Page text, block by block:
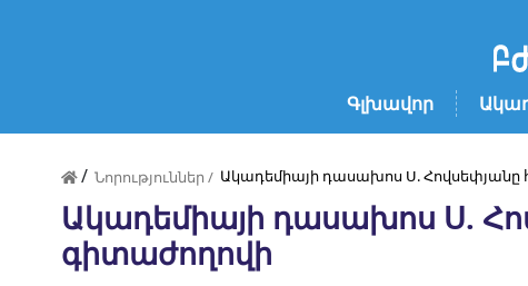
Գլխավոր
/ Նորություններ / Ակադեմիայի դասախոս Ս. Հովսեփյանը
Ակադեմիայի դասախոս Ս.
գիտաժողովի